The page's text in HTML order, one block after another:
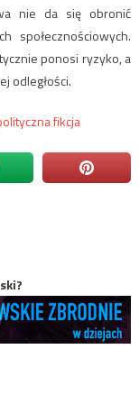
nie da się obronić
społecznościowych.
ponosi ryzyko, a
odległości.
fikcja